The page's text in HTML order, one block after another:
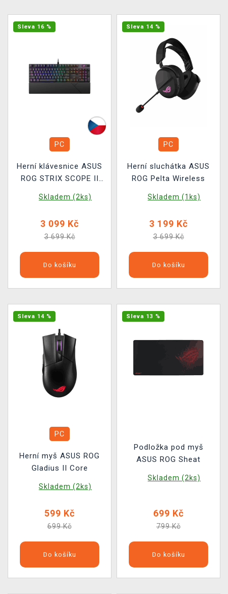
Sleva 16 %
PC
Herní klávesnice ASUS
ROG STRIX SCOPE II
CZ/SK
Skladem (2ks)
3 099 Kč
3 699 Kč
Do košíku
Sleva 14 %
PC
Herní sluchátka ASUS
ROG Pelta Wireless
Skladem (1ks)
3 199 Kč
3 699 Kč
Do košíku
Sleva 14 %
PC
Herní myš ASUS ROG
Gladius II Core
Skladem (2ks)
599 Kč
699 Kč
Do košíku
Sleva 13 %
Podložka pod myš
ASUS ROG Sheat
Skladem (2ks)
699 Kč
799 Kč
Do košíku